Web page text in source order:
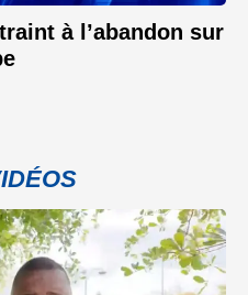
à l’abandon sur